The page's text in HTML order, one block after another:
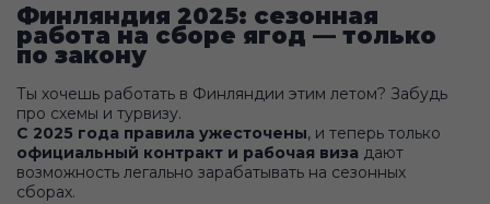
Финляндия 2025: сезонная
работа на сборе ягод — только
по закону
Ты хочешь работать в Финляндии этим летом? Забудь
про схемы и турвизу.
С 2025 года правила ужесточены, и теперь только
официальный контракт и рабочая виза дают
возможность легально зарабатывать на сезонных
сборах.